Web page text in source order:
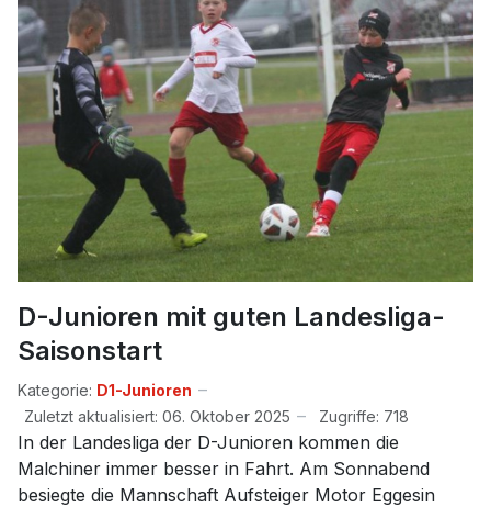
D-Junioren mit guten Landesliga-
Saisonstart
Kategorie: D1-Junioren
Zuletzt aktualisiert: 06. Oktober 2025
Zugriffe: 718
In der Landesliga der D-Junioren kommen die
Malchiner immer besser in Fahrt. Am Sonnabend
besiegte die Mannschaft Aufsteiger Motor Eggesin